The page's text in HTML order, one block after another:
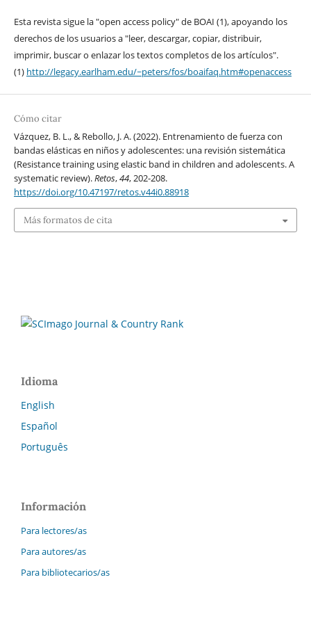
Esta revista sigue la "open access policy" de BOAI (1), apoyando los
derechos de los usuarios a "leer, descargar, copiar, distribuir,
imprimir, buscar o enlazar los textos completos de los artículos".
(1) http://legacy.earlham.edu/~peters/fos/boaifaq.htm#openaccess
Cómo citar
Vázquez, B. L., & Rebollo, J. A. (2022). Entrenamiento de fuerza con
bandas elásticas en niños y adolescentes: una revisión sistemática
(Resistance training using elastic band in children and adolescents. A
systematic review).Retos,44, 202-208.
https://doi.org/10.47197/retos.v44i0.88918
Más formatos de cita
Idioma
English
Español
Português
Información
Para lectores/as
Para autores/as
Para bibliotecarios/as